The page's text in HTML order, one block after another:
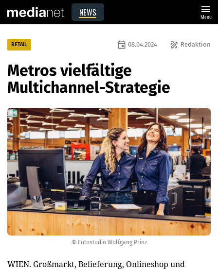
NEWS menu
Menü
© Fotostudio Wolfgang Prinz
RETAIL draw Redaktion
event 08.04.2024
Metros vielfältige
Multichannel-Strategie
WIEN. Großmarkt, Belieferung, Onlineshop und